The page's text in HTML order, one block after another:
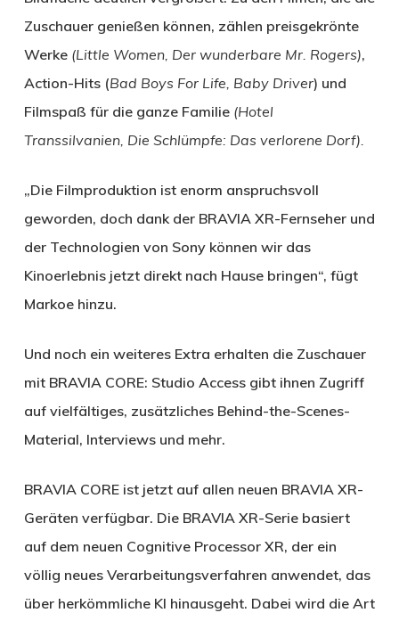
Zuschauer genießen können, zählen preisgekrönte
Werke (Little Women, Der wunderbare Mr. Rogers),
Action-Hits (Bad Boys For Life, Baby Driver) und
Filmspaß für die ganze Familie (Hotel
Transsilvanien, Die Schlümpfe: Das verlorene Dorf).
„Die Filmproduktion ist enorm anspruchsvoll
geworden, doch dank der BRAVIA XR-Fernseher und
der Technologien von Sony können wir das
Kinoerlebnis jetzt direkt nach Hause bringen“, fügt
Markoe hinzu.
Und noch ein weiteres Extra erhalten die Zuschauer
mit BRAVIA CORE: Studio Access gibt ihnen Zugriff
auf vielfältiges, zusätzliches Behind-the-Scenes-
Material, Interviews und mehr.
BRAVIA CORE ist jetzt auf allen neuen BRAVIA XR-
Geräten verfügbar. Die BRAVIA XR-Serie basiert
auf dem neuen Cognitive Processor XR, der ein
völlig neues Verarbeitungsverfahren anwendet, das
über herkömmliche KI hinausgeht. Dabei wird die Art